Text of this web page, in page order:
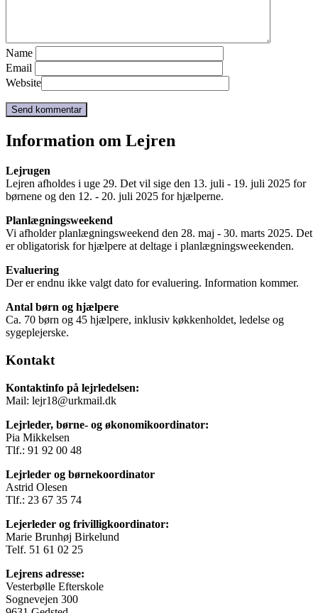
Name
Email
Website
Information om Lejren
Lejrugen
Lejren afholdes i uge 29. Det vil sige den 13. juli - 19. juli 2025 for
børnene og den 12. - 20. juli 2025 for hjælperne.
Planlægningsweekend
Vi afholder planlægningsweekend den 28. maj - 30. marts 2025. Det
er obligatorisk for hjælpere at deltage i planlægningsweekenden.
Evaluering
Der er endnu ikke valgt dato for evaluering. Information kommer.
Antal børn og hjælpere
Ca. 70 børn og 45 hjælpere, inklusiv køkkenholdet, ledelse og
sygeplejerske.
Kontakt
Kontaktinfo på lejrledelsen:
Mail: lejr18@urkmail.dk
Lejrleder, børne- og økonomikoordinator:
Pia Mikkelsen
Tlf.: 91 92 00 48
Lejrleder og børnekoordinator
Astrid Olesen
Tlf.: 23 67 35 74
Lejerleder og frivilligkoordinator:
Marie Brunhøj Birkelund
Telf. 51 61 02 25
Lejrens adresse:
Vesterbølle Efterskole
Sognevejen 300